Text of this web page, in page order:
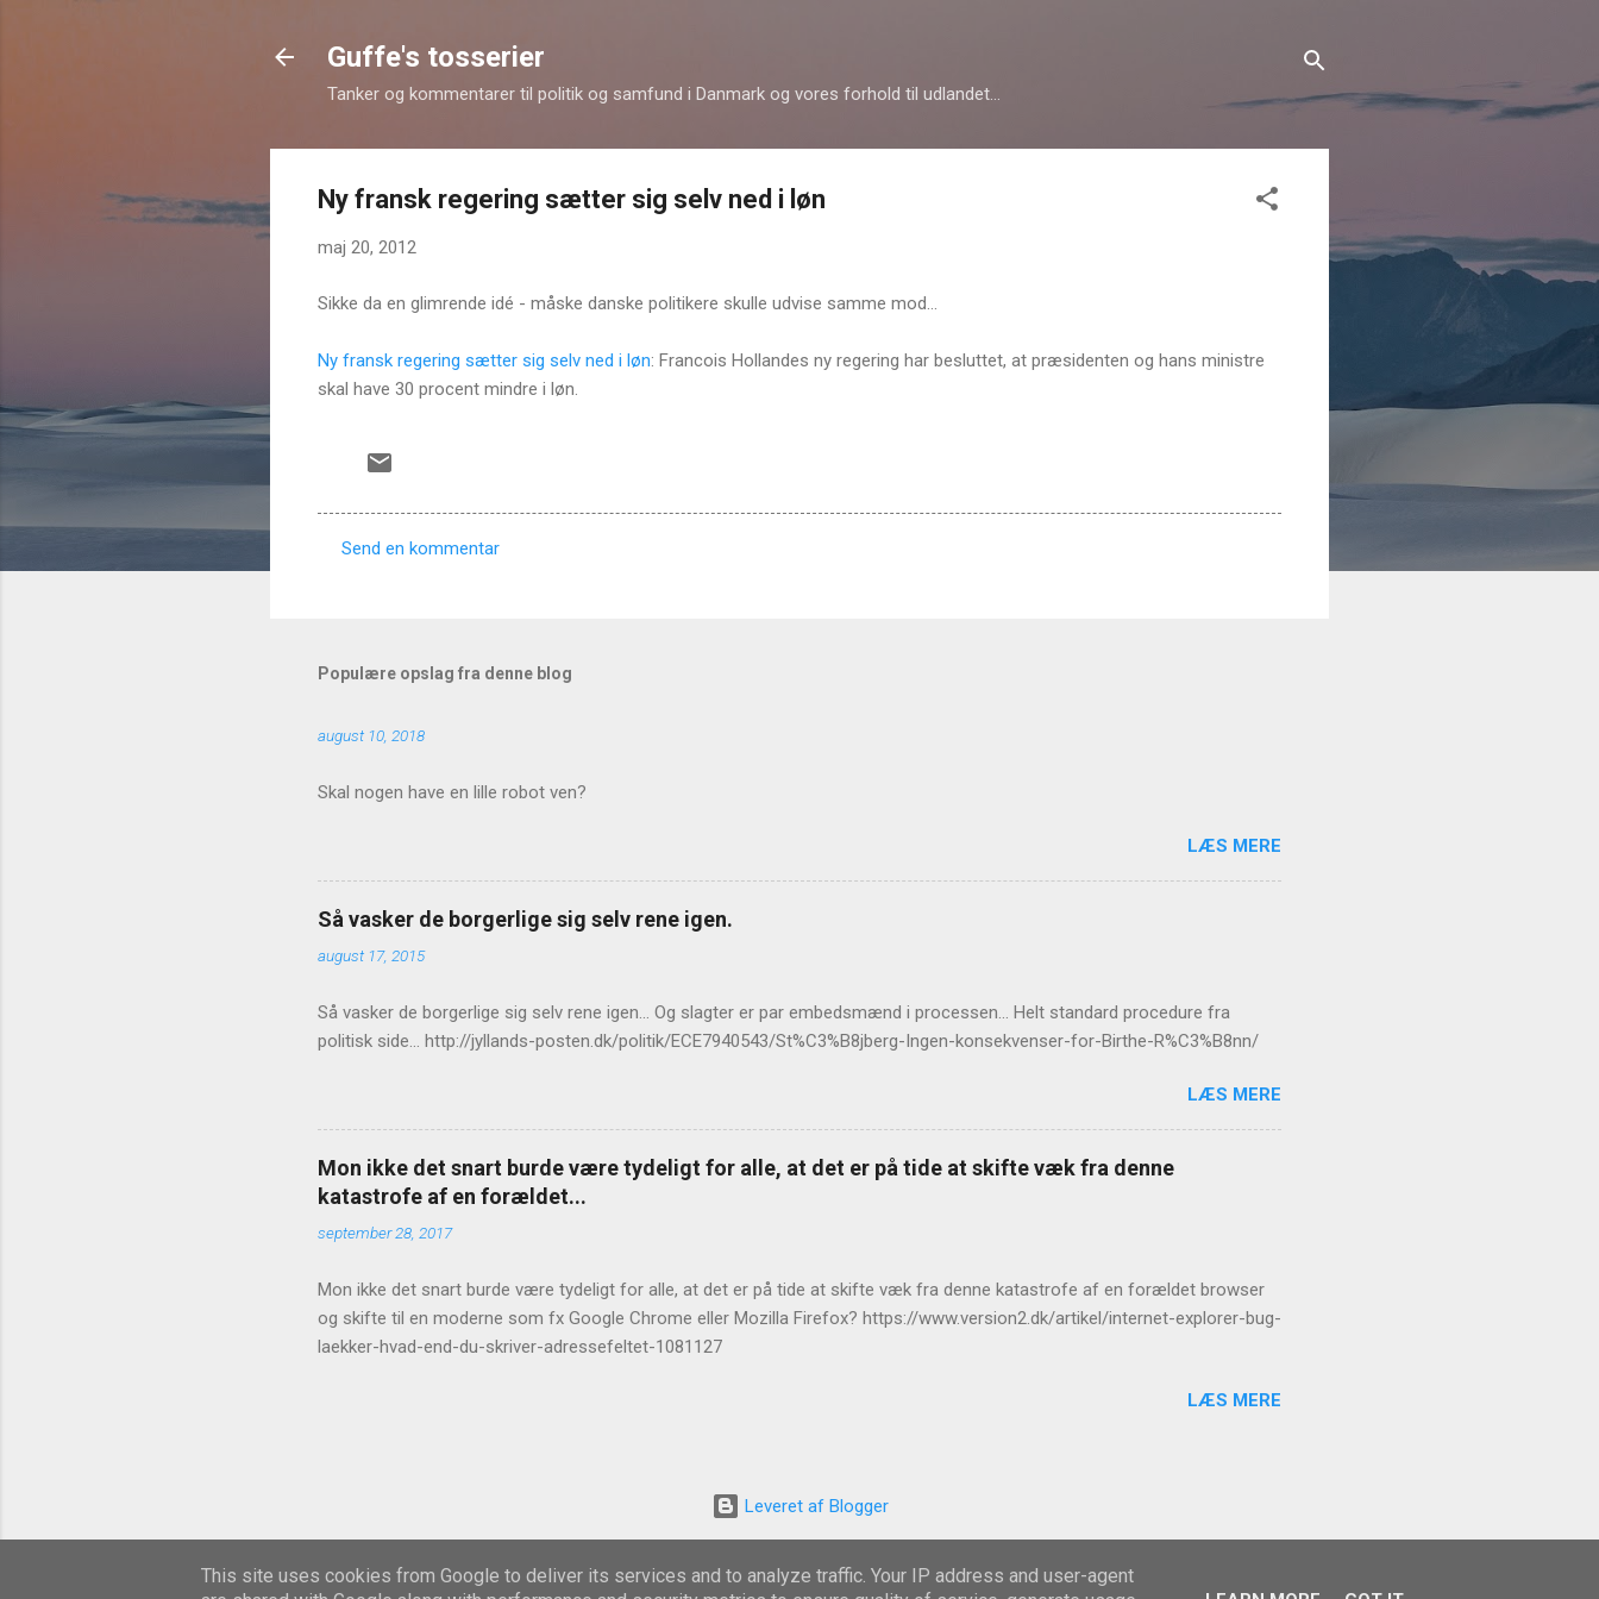
Guffe's tosserier
Tanker og kommentarer til politik og samfund i Danmark og vores forhold til udlandet...
Ny fransk regering sætter sig selv ned i løn
maj 20, 2012
Sikke da en glimrende idé - måske danske politikere skulle udvise samme mod...
Ny fransk regering sætter sig selv ned i løn: Francois Hollandes ny regering har besluttet, at præsidenten og hans ministre
skal have 30 procent mindre i løn.
m
n
Send en kommentar
Populære opslag fra denne blog
august 10, 2018
Skal nogen have en lille robot ven?
LÆS MERE
Så vasker de borgerlige sig selv rene igen.
august 17, 2015
Så vasker de borgerlige sig selv rene igen... Og slagter er par embedsmænd i processen... Helt standard procedure fra
politisk side... http://jyllands-posten.dk/politik/ECE7940543/St%C3%B8jberg-Ingen-konsekvenser-for-Birthe-R%C3%B8nn/
LÆS MERE
Mon ikke det snart burde være tydeligt for alle, at det er på tide at skifte væk fra denne
katastrofe af en forældet...
september 28, 2017
Mon ikke det snart burde være tydeligt for alle, at det er på tide at skifte væk fra denne katastrofe af en forældet browser
og skifte til en moderne som fx Google Chrome eller Mozilla Firefox? https://www.version2.dk/artikel/internet-explorer-bug-
laekker-hvad-end-du-skriver-adressefeltet-1081127
LÆS MERE
Leveret af Blogger
This site uses cookies from Google to deliver its services and to analyze traffic. Your IP address and user-agent